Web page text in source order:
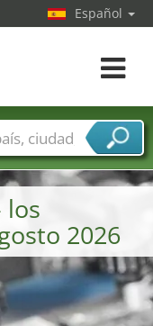
los
2026
Español
toggle